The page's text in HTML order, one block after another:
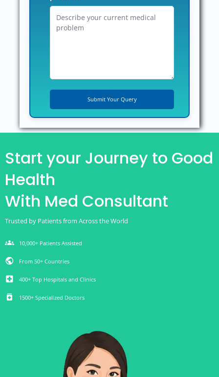
Start your Journey to Good
Health
With Med Consultant
Trusted by Patients from Across the World
groups 10,000+ Patients Assisted
public From 50+ Countries
local_hospital 400+ Top Hospitals and Clinics
medication 1500+ Specialized Doctors